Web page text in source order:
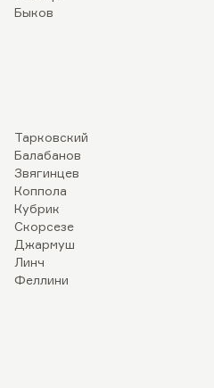
Быков
Тарковский
Балабанов
Звягинцев
Коппола
Кубрик
Скорсезе
Джармуш
Линч
Феллини